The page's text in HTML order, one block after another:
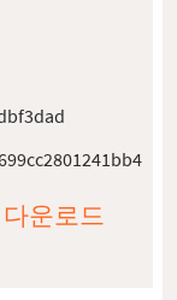
다운로드